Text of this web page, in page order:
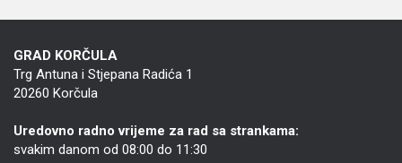
GRAD KORČULA
Trg Antuna i Stjepana Radića 1
20260 Korčula
Uredovno radno vrijeme za rad sa strankama:
svakim danom od 08:00 do 11:30